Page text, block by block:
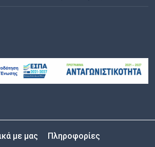
με μας Πληροφορίες